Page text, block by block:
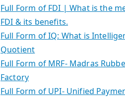
Full Form of FDI | What is the
FDI & its benefits.
Full Form of IQ: What is
Quotient
Full Form of MRF- Madras
Factory
Full Form of UPI- Unified